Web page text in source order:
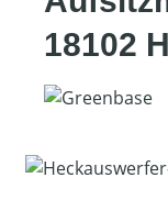
18102
Bildergalerie